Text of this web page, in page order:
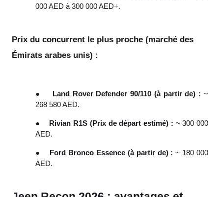
000 AED à 300 000 AED+.
Prix du concurrent le plus proche (marché des
Émirats arabes unis) :
● Land Rover Defender 90/110 (à partir de) :~
268 580 AED.
● Rivian R1S (Prix de départ estimé) : ~ 300 000
AED.
● Ford Bronco Essence (à partir de) :~ 180 000
AED.